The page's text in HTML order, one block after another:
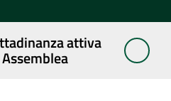
attiva